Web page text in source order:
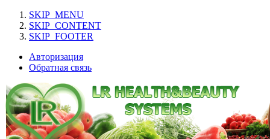
SKIP_MENU
SKIP_CONTENT
SKIP_FOOTER
Авторизация
Обратная связь